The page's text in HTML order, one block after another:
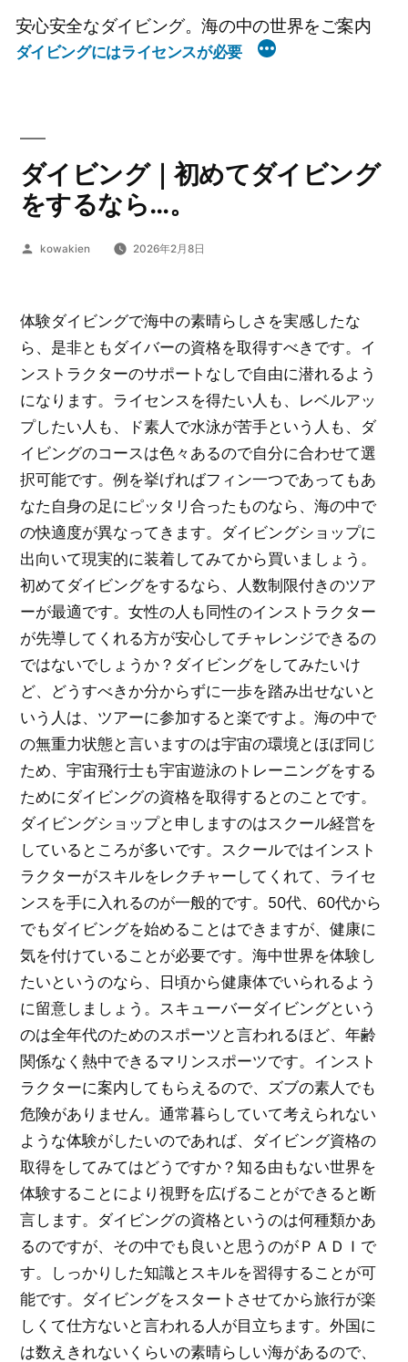
安心安全なダイビング。海の中の世界をご案内
ダイビングにはライセンスが必要
ダイビング｜初めてダイビング
をするなら…。
投
kowakien 2026年2月8日
体験ダイビングで海中の素晴らしさを実感したな
ら、是非ともダイバーの資格を取得すべきです。イ
ンストラクターのサポートなしで自由に潜れるよう
になります。ライセンスを得たい人も、レベルアッ
プしたい人も、ド素人で水泳が苦手という人も、ダ
イビングのコースは色々あるので自分に合わせて選
択可能です。例を挙げればフィン一つであってもあ
なた自身の足にピッタリ合ったものなら、海の中で
の快適度が異なってきます。ダイビングショップに
出向いて現実的に装着してみてから買いましょう。
初めてダイビングをするなら、人数制限付きのツア
ーが最適です。女性の人も同性のインストラクター
が先導してくれる方が安心してチャレンジできるの
ではないでしょうか？ダイビングをしてみたいけ
ど、どうすべきか分からずに一歩を踏み出せないと
いう人は、ツアーに参加すると楽ですよ。海の中で
の無重力状態と言いますのは宇宙の環境とほぼ同じ
ため、宇宙飛行士も宇宙遊泳のトレーニングをする
ためにダイビングの資格を取得するとのことです。
ダイビングショップと申しますのはスクール経営を
しているところが多いです。スクールではインスト
ラクターがスキルをレクチャーしてくれて、ライセ
ンスを手に入れるのが一般的です。50代、60代から
でもダイビングを始めることはできますが、健康に
気を付けていることが必要です。海中世界を体験し
たいというのなら、日頃から健康体でいられるよう
に留意しましょう。スキューバーダイビングという
のは全年代のためのスポーツと言われるほど、年齢
関係なく熱中できるマリンスポーツです。インスト
ラクターに案内してもらえるので、ズブの素人でも
危険がありません。通常暮らしていて考えられない
ような体験がしたいのであれば、ダイビング資格の
取得をしてみてはどうですか？知る由もない世界を
体験することにより視野を広げることができると断
言します。ダイビングの資格というのは何種類かあ
るのですが、その中でも良いと思うのがＰＡＤＩで
す。しっかりした知識とスキルを習得することが可
能です。ダイビングをスタートさせてから旅行が楽
しくて仕方ないと言われる人が目立ちます。外国に
は数えきれないくらいの素晴らしい海があるので、